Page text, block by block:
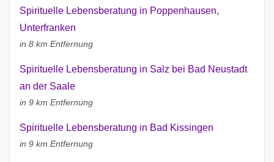
Spirituelle Lebensberatung in Poppenhausen,
Unterfranken
in 8 km Entfernung
Spirituelle Lebensberatung in Salz bei Bad Neustadt
an der Saale
in 9 km Entfernung
Spirituelle Lebensberatung in Bad Kissingen
in 9 km Entfernung